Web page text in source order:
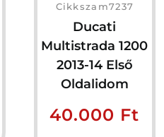
Cikkszam7237
Ducati
Multistrada 1200
2013-14 Első
Oldalidom
40.000 Ft